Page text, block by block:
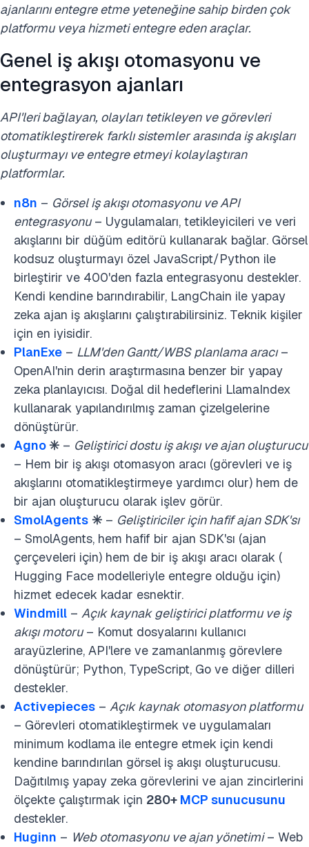
ajanlarını entegre etme yeteneğine sahip birden çok
platformu veya hizmeti entegre eden araçlar.
Genel iş akışı otomasyonu ve
entegrasyon ajanları
API'leri bağlayan, olayları tetikleyen ve görevleri
otomatikleştirerek farklı sistemler arasında iş akışları
oluşturmayı ve entegre etmeyi kolaylaştıran
platformlar.
n8n – Görsel iş akışı otomasyonu ve API
entegrasyonu– Uygulamaları, tetikleyicileri ve veri
akışlarını bir düğüm editörü kullanarak bağlar. Görsel
kodsuz oluşturmayı özel JavaScript/Python ile
birleştirir ve 400'den fazla entegrasyonu destekler.
Kendi kendine barındırabilir, LangChain ile yapay
zeka ajan iş akışlarını çalıştırabilirsiniz. Teknik kişiler
için en iyisidir.
PlanExe – LLM'den Gantt/WBS planlama aracı–
OpenAI'nin derin araştırmasına benzer bir yapay
zeka planlayıcısı. Doğal dil hedeflerini LlamaIndex
kullanarak yapılandırılmış zaman çizelgelerine
dönüştürür.
Agno ✳️ – Geliştirici dostu iş akışı ve ajan oluşturucu
– Hem bir iş akışı otomasyon aracı (görevleri ve iş
akışlarını otomatikleştirmeye yardımcı olur) hem de
bir ajan oluşturucu olarak işlev görür.
SmolAgents ✳️ – Geliştiriciler için hafif ajan SDK'sı
– SmolAgents, hem hafif bir ajan SDK'sı (ajan
çerçeveleri için) hem de bir iş akışı aracı olarak (
Hugging Face modelleriyle entegre olduğu için)
hizmet edecek kadar esnektir.
Windmill – Açık kaynak geliştirici platformu ve iş
akışı motoru– Komut dosyalarını kullanıcı
arayüzlerine, API'lere ve zamanlanmış görevlere
dönüştürür; Python, TypeScript, Go ve diğer dilleri
destekler.
Activepieces – Açık kaynak otomasyon platformu
– Görevleri otomatikleştirmek ve uygulamaları
minimum kodlama ile entegre etmek için kendi
kendine barındırılan görsel iş akışı oluşturucusu.
Dağıtılmış yapay zeka görevlerini ve ajan zincirlerini
ölçekte çalıştırmak için 280+ MCP sunucusunu
destekler.
Huginn – Web otomasyonu ve ajan yönetimi– Web